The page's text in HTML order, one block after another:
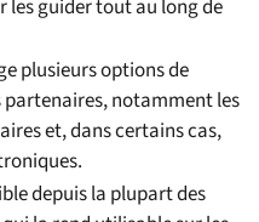
guider tout au long de
plusieurs options de
notamment les
et, dans certains cas,
depuis la plupart des